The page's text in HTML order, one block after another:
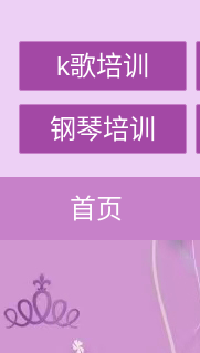
k歌培训
钢琴培训
首页